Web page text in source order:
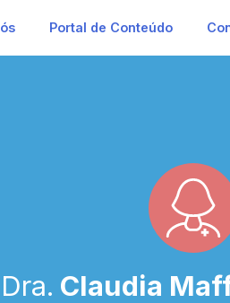
Portal de Conteúdo
Dra. Claudia